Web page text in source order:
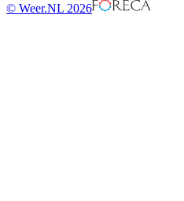
© Weer.NL 2026